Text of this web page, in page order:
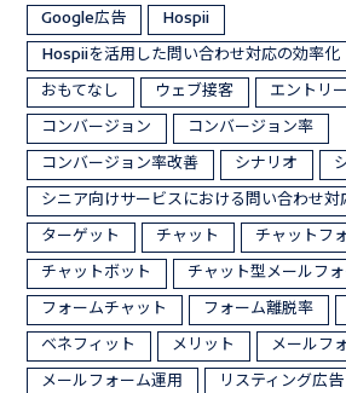
Google広告
Hospii
Hospiiを活用した問い合わせ対応の効率化
おもてなし
ウェブ接客
エントリ
コンバージョン
コンバージョン率
コンバージョン率改善
シナリオ
シニア向けサービスにおける問い合わせ対
ターゲット
チャット
チャットフ
チャットボット
チャット型メールフ
フォームチャット
フォーム離脱率
ベネフィット
メリット
メールフ
メールフォーム運用
リスティング広告